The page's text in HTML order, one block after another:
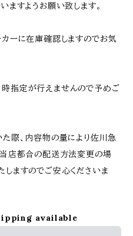
ますようお願い致します。
ーに在庫確認しますのでお気
指定が行えませんので予めご
際、内容物の量により佐川急
当店都合の配送方法変更の場
ますのでご安心くださいま
available